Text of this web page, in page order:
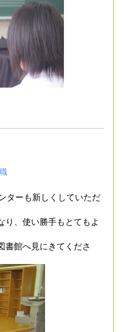
ターも新しくしていただ
り、使い勝手もとてもよ
書館へ見にきてくださ